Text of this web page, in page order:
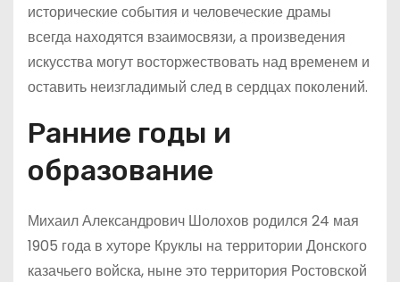
исторические события и человеческие драмы
всегда находятся взаимосвязи, а произведения
искусства могут восторжествовать над временем и
оставить неизгладимый след в сердцах поколений.
Ранние годы и
образование
Михаил Александрович Шолохов родился 24 мая
1905 года в хуторе Круклы на территории Донского
казачьего войска, ныне это территория Ростовской